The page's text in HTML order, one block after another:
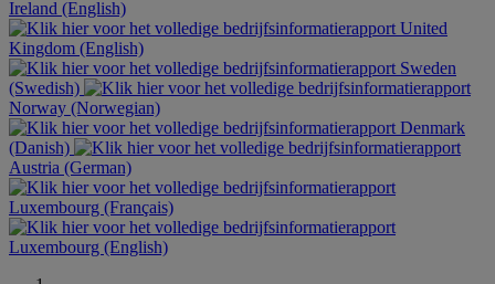
Ireland (English)
United
Kingdom (English)
Sweden
(Swedish)
Norway (Norwegian)
Denmark
(Danish)
Austria (German)
Luxembourg (Français)
Luxembourg (English)